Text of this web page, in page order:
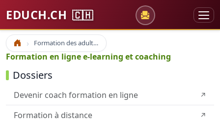
EDUCH.CH 🇨🇭
Accueil Formation des adultes
Formation en ligne e-learning et coaching
Dossiers
Devenir coach formation en ligne ↗
Formation à distance ↗